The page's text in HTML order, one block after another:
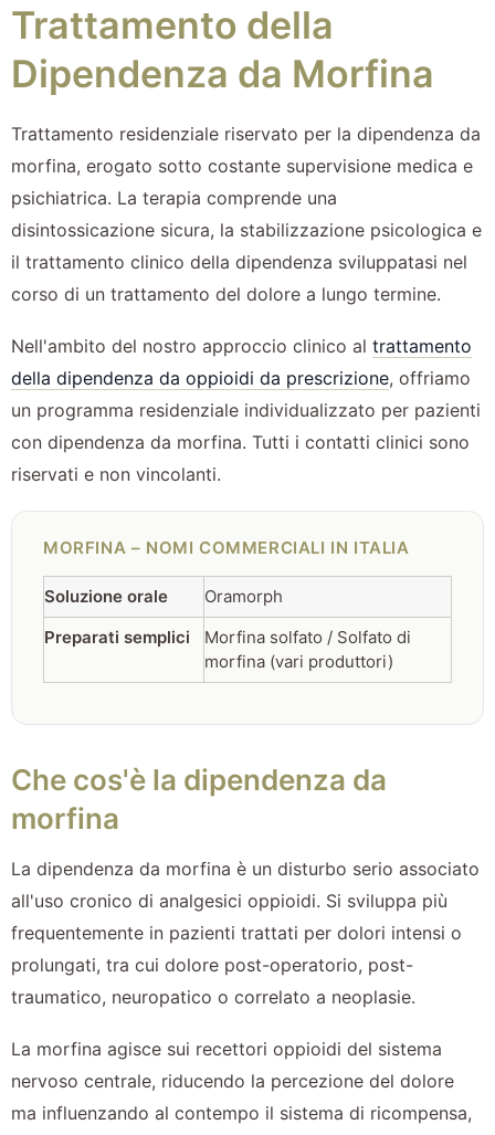
Trattamento della
Dipendenza da Morfina
Trattamento residenziale riservato per la dipendenza da
morfina, erogato sotto costante supervisione medica e
psichiatrica. La terapia comprende una
disintossicazione sicura, la stabilizzazione psicologica e
il trattamento clinico della dipendenza sviluppatasi nel
corso di un trattamento del dolore a lungo termine.
Nell'ambito del nostro approccio clinico al trattamento
della dipendenza da oppioidi da prescrizione, offriamo
un programma residenziale individualizzato per pazienti
con dipendenza da morfina. Tutti i contatti clinici sono
riservati e non vincolanti.
MORFINA – NOMI COMMERCIALI IN ITALIA
Soluzione orale
Oramorph
Preparati semplici
Morfina solfato / Solfato di
morfina (vari produttori)
Che cos'è la dipendenza da
morfina
La dipendenza da morfina è un disturbo serio associato
all'uso cronico di analgesici oppioidi. Si sviluppa più
frequentemente in pazienti trattati per dolori intensi o
prolungati, tra cui dolore post-operatorio, post-
traumatico, neuropatico o correlato a neoplasie.
La morfina agisce sui recettori oppioidi del sistema
nervoso centrale, riducendo la percezione del dolore
ma influenzando al contempo il sistema di ricompensa,